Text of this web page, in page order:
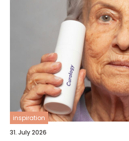
inspiration
31. July 2026